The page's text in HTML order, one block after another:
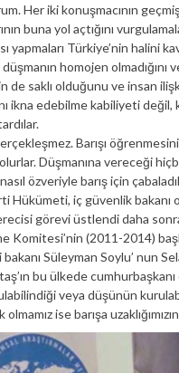
Her iki konuşmacının
buna yol açtığını
yapmaları Türkiye’nin halini
düşmanın homojen
de saklı olduğunu ve insan
ikna edebilme kabiliyeti değil,
Barışı
Düşmanına vereceği
özveriyle barış için
Hükümeti, iç güvenlik bakanı
görevi üstlendi daha
Komitesi’nin (2011-2014)
bakanı Süleyman Soylu’ nun
bu ülkede
veya düşünün
ise barışa